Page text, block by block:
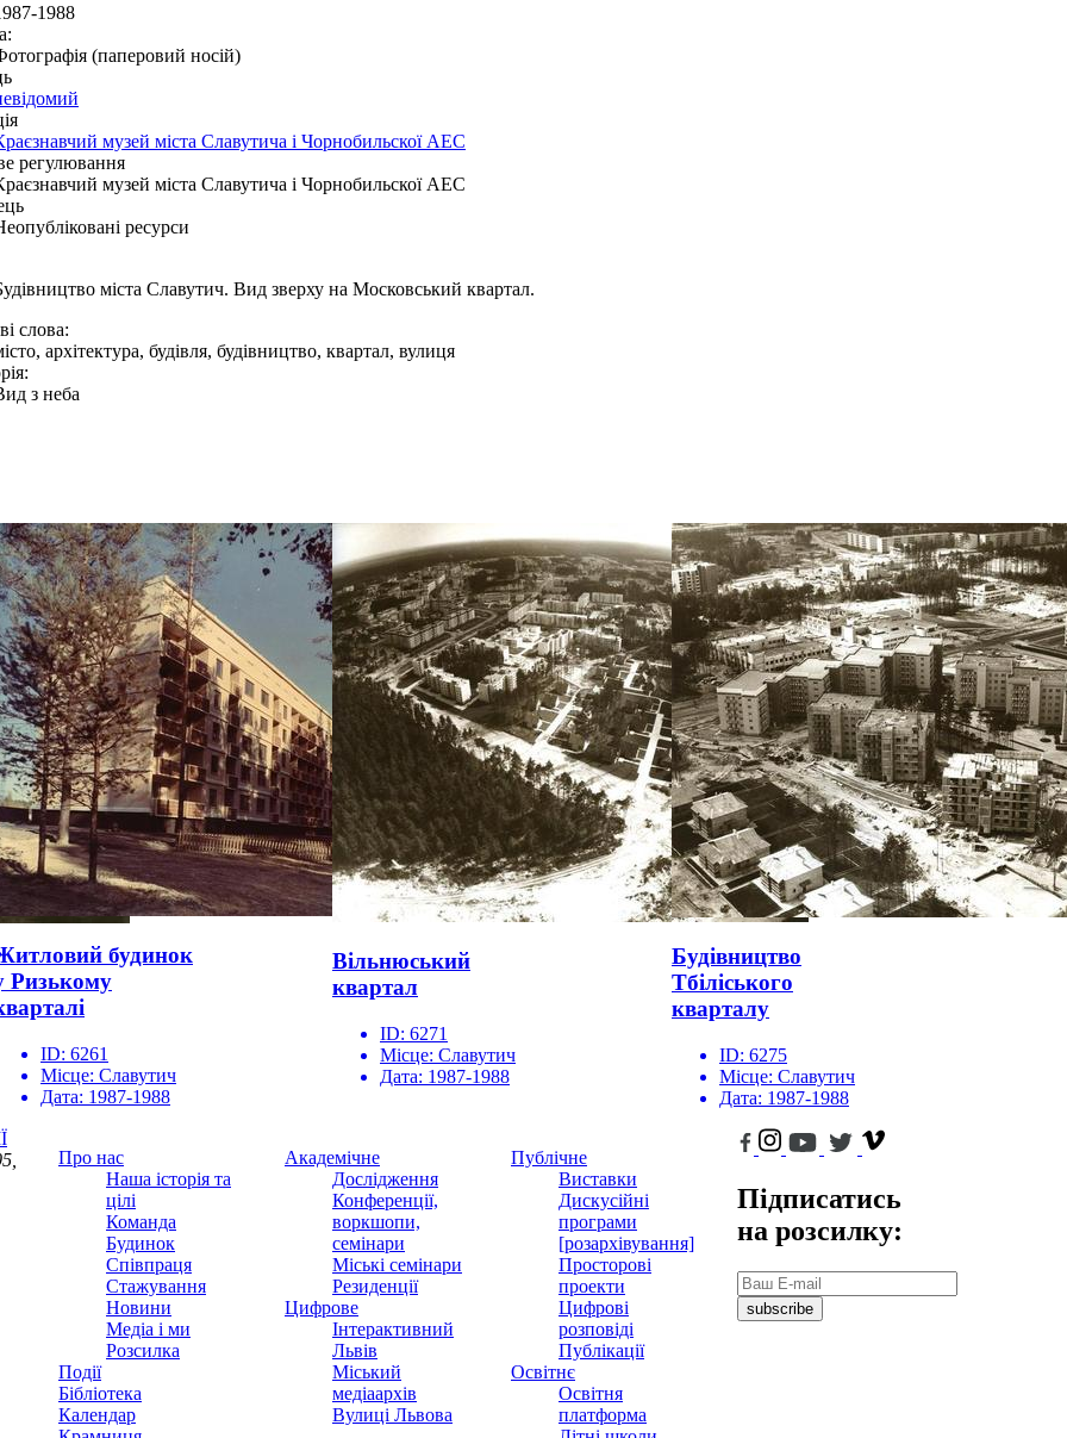
1988
(паперовий носій)
музей міста Славутича і Чорнобильскої АЕС
регулювання
музей міста Славутича і Чорнобильскої АЕС
ресурси
міста Славутич. Вид зверху на Московський квартал.
слова:
архітектура, будівля, будівництво, квартал, вулиця
з неба
будинок
Ризькому
ID: 6261
Місце: Славутич
Дата: 1987-1988
Вільнюський
квартал
ID: 6271
Місце: Славутич
Дата: 1987-1988
Будівництво
Тбіліського
кварталу
ID: 6275
Місце: Славутич
Дата: 1987-1988
Про нас
Наша історія та
цілі
Команда
Будинок
Співпраця
Стажування
Новини
Медіа і ми
Розсилка
Події
Бібліотека
Календар
Академічне
Дослідження
Конференції,
воркшопи,
семінари
Міські семінари
Резиденції
Цифрове
Інтерактивний
Львів
Міський
медіаархів
Вулиці Львова
Публічне
Виставки
Дискусійні
програми
[розархівування]
Просторові
проекти
Цифрові
розповіді
Публікації
Освітнє
Освітня
платформа
Підписатись
на розсилку:
subscribe